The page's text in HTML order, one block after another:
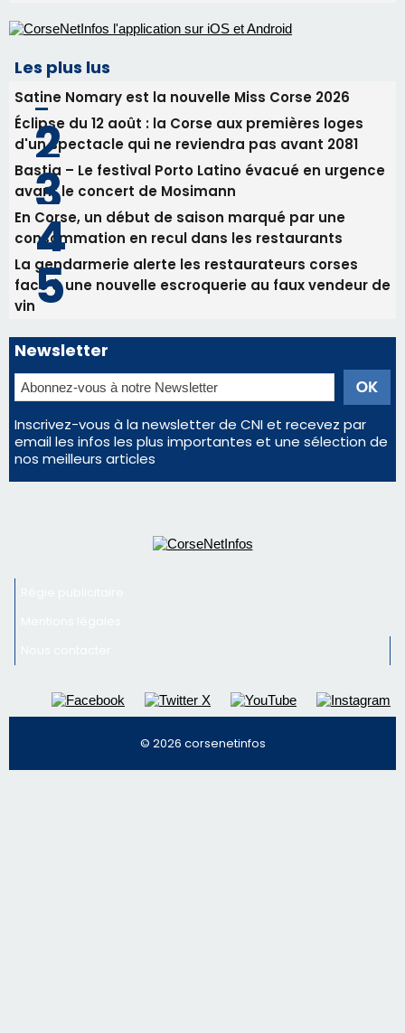
avant le concert de Mosimann
consommation en recul dans les restaurants
La gendarmerie alerte les restaurateurs corses
face à une nouvelle escroquerie au faux vendeur de
vin
Newsletter
Inscrivez-vous à la newsletter de CNI et recevez par
email les infos les plus importantes et une sélection de
nos meilleurs articles
Régie publicitaire
Mentions légales
Nous contacter